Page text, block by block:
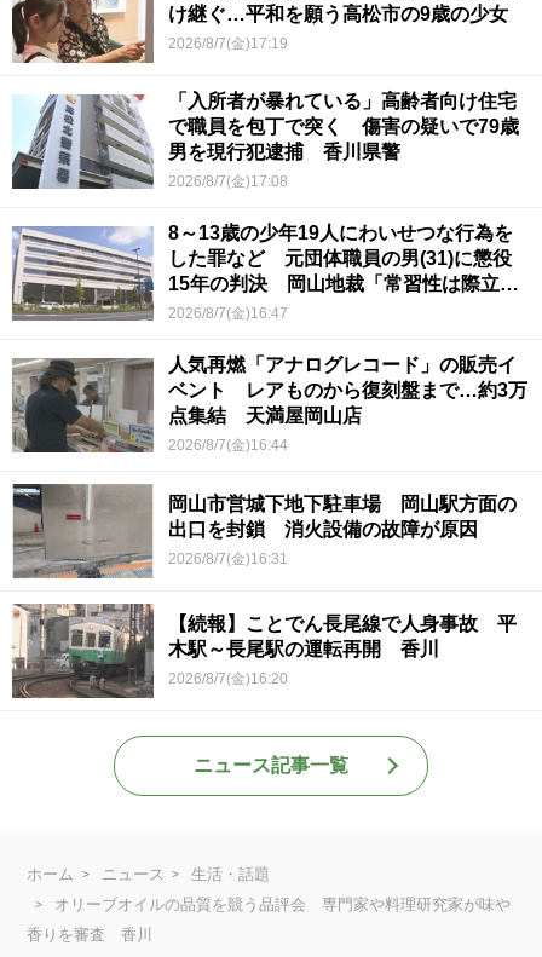
け継ぐ…平和を願う高松市の9歳の少女
2026/8/7(金)17:19
「入所者が暴れている」高齢者向け住宅
で職員を包丁で突く 傷害の疑いで79歳
男を現行犯逮捕 香川県警
2026/8/7(金)17:08
8～13歳の少年19人にわいせつな行為を
した罪など 元団体職員の男(31)に懲役
15年の判決 岡山地裁「常習性は際立っ
ていて被害結果も非常に重い」
2026/8/7(金)16:47
人気再燃「アナログレコード」の販売イ
ベント レアものから復刻盤まで…約3万
点集結 天満屋岡山店
2026/8/7(金)16:44
岡山市営城下地下駐車場 岡山駅方面の
出口を封鎖 消火設備の故障が原因
2026/8/7(金)16:31
【続報】ことでん長尾線で人身事故 平
木駅～長尾駅の運転再開 香川
2026/8/7(金)16:20
ニュース記事一覧
ホーム ニュース
生活・話題
オリーブオイルの品質を競う品評会 専門家や料理研究家が味や
香りを審査 香川